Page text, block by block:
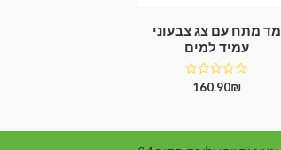
מד מתח עם צג צבעוני
עמיד למים
דורג160.90₪